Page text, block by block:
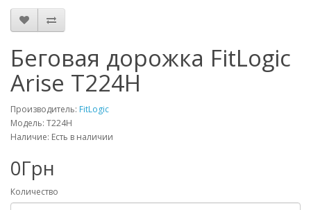
Беговая дорожка FitLogic
Arise T224H
Производитель: FitLogic
Модель: T224H
Наличие: Есть в наличии
0Грн
Количество